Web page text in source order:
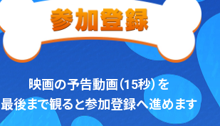
映画の予告動画（15秒）を
最後まで観ると参加登録へ進めます